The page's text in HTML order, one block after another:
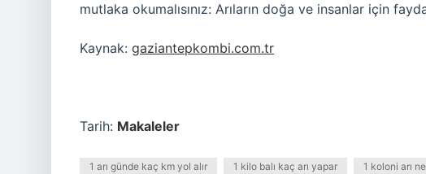
mutlaka okumalısınız: Arıların doğa ve insanlar için
Kaynak: gaziantepkombi.com.tr
Tarih: Makaleler
1 arı günde kaç km yol alır 1 kilo balı kaç arı yapar 1 koloni arı